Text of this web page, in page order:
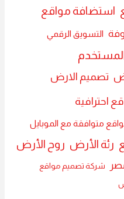
استضافة مواقع
التسويق الرقمي
تصميم الارض
احترافية
متوافقة مع الموبايل
رئة الأرض روح الأرض
شركة تصميم مواقع